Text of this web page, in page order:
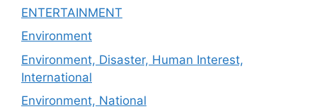
ENTERTAINMENT
Environment
Environment, Disaster, Human Interest,
International
Environment, National